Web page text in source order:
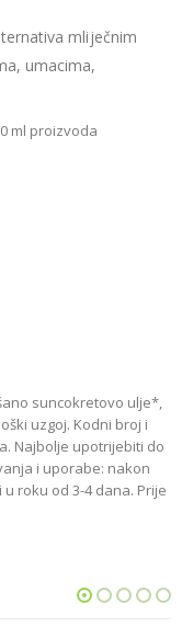
mliječnim
umacima,
ml proizvoda
suncokretovo ulje*,
uzgoj. Kodni broj i
Najbolje upotrijebiti do
i uporabe: nakon
roku od 3-4 dana. Prije